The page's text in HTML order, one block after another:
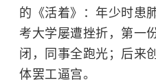
的《活着》：年少时患
考大学屡遭挫折，第一
闭，同事全跑光；后来
体罢工逼宫。